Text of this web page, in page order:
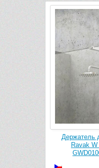
Держатель
Ravak W